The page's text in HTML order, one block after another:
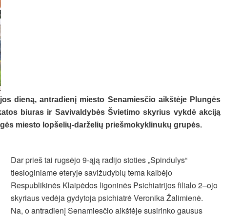
dieną, antradienį miesto Senamiesčio aikštėje Plungės
biuras ir Savivaldybės Švietimo skyrius vykdė akciją
miesto lopšelių-darželių priešmokyklinukų grupės.
Dar prieš tai rugsėjo 9-ąją radijo stoties „Spindulys“
tiesioginiame eteryje savižudybių tema kalbėjo
Respublikinės Klaipėdos ligoninės Psichiatrijos filialo 2–ojo
skyriaus vedėja gydytoja psichiatrė Veronika Žalimienė.
Na, o antradienį Senamiesčio aikštėje susirinko gausus